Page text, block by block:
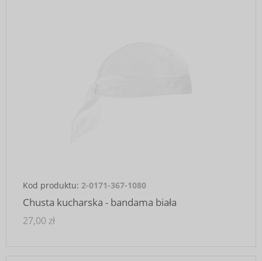
Kod produktu: 2-0171-367-1080
Chusta kucharska - bandama biała
27,00 zł